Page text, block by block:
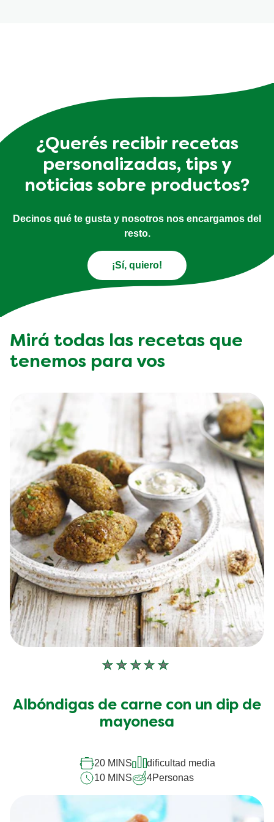
¿Querés recibir recetas
personalizadas, tips y
noticias sobre productos?
Decinos qué te gusta y nosotros nos encargamos del
resto.
¡Sí, quiero!
Mirá todas las recetas que
tenemos para vos
No
enviado
calificaciones
recipe
Albóndigas de carne con un dip de
mayonesa
20 MINS
dificultad media
10 MINS
4Personas